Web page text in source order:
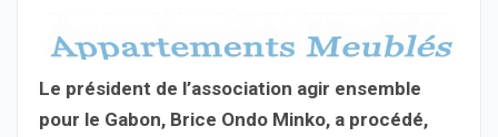
Le président de l’association agir ensemble
pour le Gabon, Brice Ondo Minko, a procédé,